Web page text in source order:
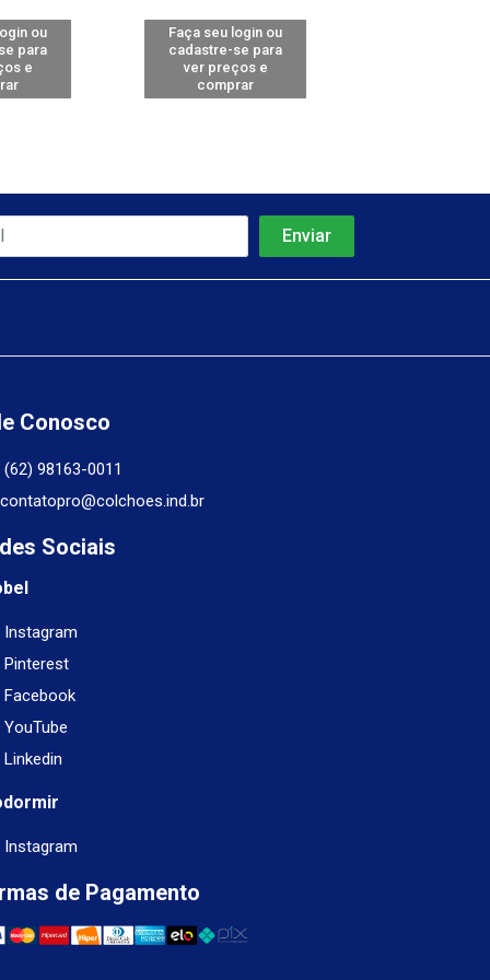
ou
para
e
Faça seu login ou
cadastre-se para
ver preços e
comprar
Conosco
(62) 98163-0011
contatopro@colchoes.ind.br
Sociais
Instagram
Pinterest
Facebook
YouTube
Linkedin
Instagram
de Pagamento